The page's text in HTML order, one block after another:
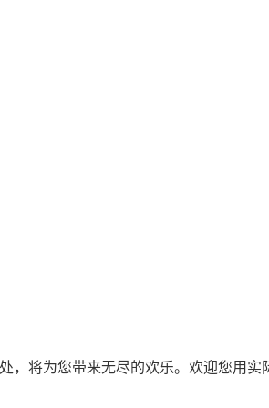
将为您带来无尽的欢乐。欢迎您用实